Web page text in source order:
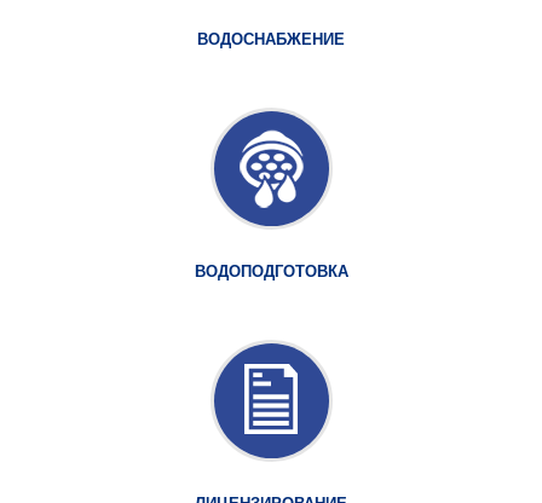
ВОДОСНАБЖЕНИЕ
ВОДОПОДГОТОВКА